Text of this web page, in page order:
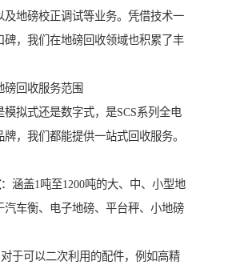
及地磅校正调试等业务。凭借技术一
碑，我们在地磅回收领域也积累了丰
磅回收服务范围
拟式还是数字式，是SCS系列全电
，我们都能提供一站式回收服务。
：涵盖1吨至1200吨的大、中、小型地
汽车衡、电子地磅、平台秤、小地磅
于可以二次利用的配件，例如高精